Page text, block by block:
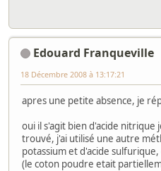
Edouard Franqueville
18 Décembre 2008 à 13:17:21
apres une petite absence, je
oui il s'agit bien d'acide nitrique
trouvé, j'ai utilisé une autre
potassium et d'acide
(le coton poudre etait